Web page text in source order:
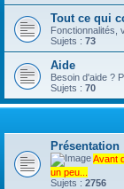
Tout ce qui
Fonctionnalités,
Sujets : 73
Aide
Besoin d'aide ?
Sujets : 70
Présentation
Avant
un peu...
Sujets : 2756